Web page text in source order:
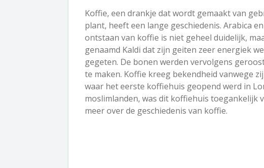
Koffie, een drankje dat wordt gemaakt van
plant, heeft een lange geschiedenis. Arabica
ontstaan van koffie is niet geheel duidelijk,
genaamd Kaldi dat zijn geiten zeer energiek
gegeten. De bonen werden vervolgens
te maken. Koffie kreeg bekendheid vanwege
waar het eerste koffiehuis geopend werd in
moslimlanden, was dit koffiehuis toegankelijk
meer over de geschiedenis van koffie.